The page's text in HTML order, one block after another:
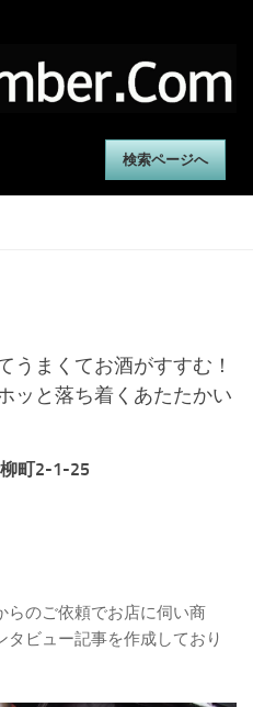
検索ページへ
うまくてお酒がすすむ！
ッと落ち着くあたたかい
町2-1-25
らのご依頼でお店に伺い商
ビュー記事を作成しており